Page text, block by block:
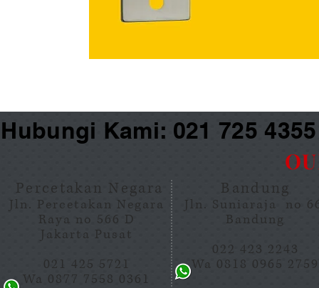
Kami: 021 725
Percetakan Negara
Jln. Percetakan Negara
Raya no 566 D
Jakarta Pusat
021 425 5721
Wa 0877 7558 0361
Bandung
Jln. Suniaraja no
Bandung
022 423 2243
Wa 0818 0965 2759